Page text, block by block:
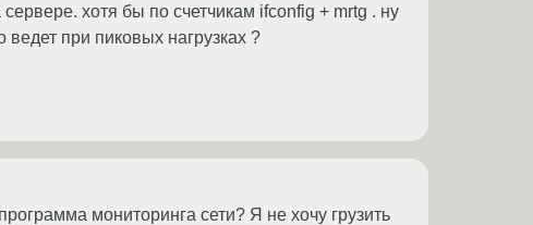
хотя бы по счетчикам ifconfig + mrtg . ну
при пиковых нагрузках ?
мониторинга сети? Я не хочу грузить